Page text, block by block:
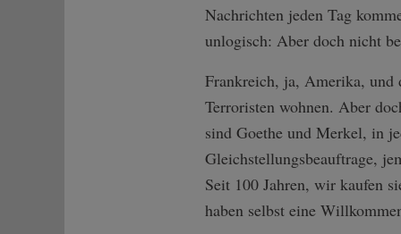
Nachrichten jeden Tag
unlogisch: Aber doch nicht
Frankreich, ja, Amerika, und
Terroristen wohnen. Aber
sind Goethe und Merkel, in
Gleichstellungsbeauftrage,
Seit 100 Jahren, wir kaufen
haben selbst eine